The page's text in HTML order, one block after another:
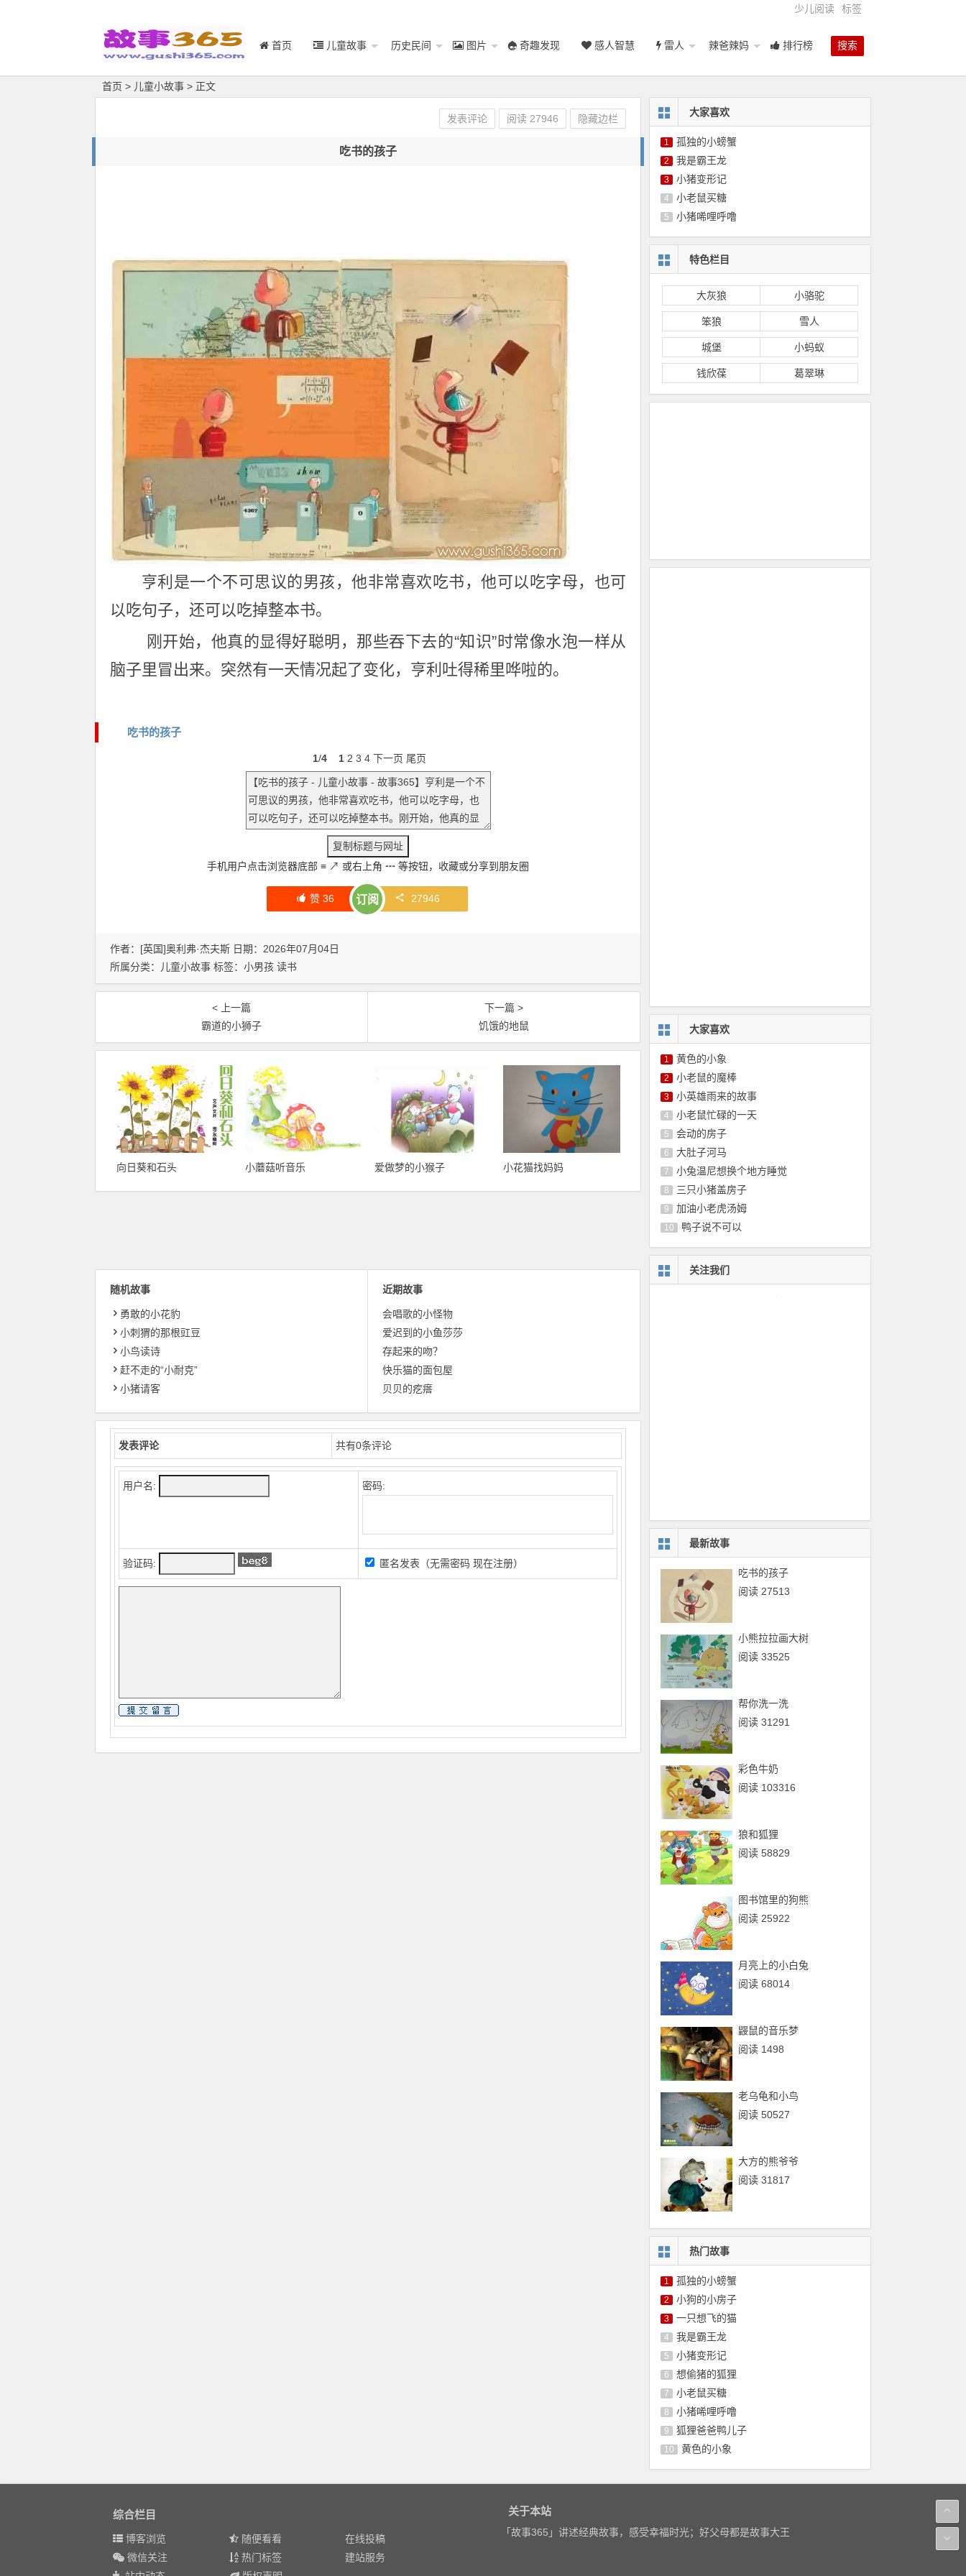
少儿阅读 标签
搜索
首页 儿童故事 历史民间 图片 奇趣发现 感人智慧 雷人 辣爸辣妈 排行榜
首页 > 儿童小故事 > 正文
吃书的孩子
亨利是一个不可思议的男孩，他非常喜欢吃书，他可以吃字母，也可
以吃句子，还可以吃掉整本书。
刚开始，他真的显得好聪明，那些吞下去的“知识”时常像水泡一样从
脑子里冒出来。突然有一天情况起了变化，亨利吐得稀里哗啦的。
吃书的孩子
1/4 1 2 3 4 下一页 尾页
手机用户点击浏览器底部 ≡ ↗ 或右上角 ┅等按钮，收藏或分享到朋友圈
赞 36 订阅 27946
发表评论 阅读 27946 隐藏边栏
作者：[英国]奥利弗·杰夫斯 日期：2026年07月04日
所属分类：
儿童小故事 标签： 小男孩 读书
< 上一篇
霸道的小狮子
下一篇 >
饥饿的地鼠
向日葵和石头 小蘑菇听音乐 爱做梦的小猴子 小花猫找妈妈
随机故事
勇敢的小花豹
小刺猬的那根豇豆
小鸟读诗
赶不走的“小耐克”
小猪请客
近期故事
会唱歌的小怪物
爱迟到的小鱼莎莎
存起来的吻？
快乐猫的面包屋
贝贝的疙瘩
发表评论 共有0条评论
用户名: 密码:
验证码: 匿名发表（无需密码 现在注册）
大家喜欢
1 孤独的小螃蟹
2 我是霸王龙
3 小猪变形记
4 小老鼠买糖
5 小猪唏哩呼噜
特色栏目
大灰狼 小骆驼
笨狼 雪人
城堡 小蚂蚁
钱欣葆 葛翠琳
大家喜欢
1 黄色的小象
2 小老鼠的魔棒
3 小英雄雨来的故事
4 小老鼠忙碌的一天
5 会动的房子
6 大肚子河马
7 小兔温尼想换个地方睡觉
8 三只小猪盖房子
9 加油小老虎汤姆
10 鸭子说不可以
关注我们
最新故事
吃书的孩子
阅读 27513
小熊拉拉画大树
阅读 33525
帮你洗一洗
阅读 31291
彩色牛奶
阅读 103316
狼和狐狸
阅读 58829
图书馆里的狗熊
阅读 25922
月亮上的小白兔
阅读 68014
鼹鼠的音乐梦
阅读 1498
老乌龟和小鸟
阅读 50527
大方的熊爷爷
阅读 31817
热门故事
1 孤独的小螃蟹
2 小狗的小房子
3 一只想飞的猫
4 我是霸王龙
5 小猪变形记
6 想偷猪的狐狸
7 小老鼠买糖
8 小猪唏哩呼噜
9 狐狸爸爸鸭儿子
10 黄色的小象
综合栏目
博客浏览 随便看看
在线投稿
微信关注
热门标签
建站服务
关于本站
「故事365」讲述经典故事，感受幸福时光；好父母都是故事大王